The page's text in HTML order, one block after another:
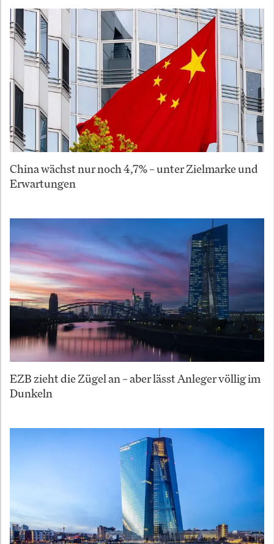
China wächst nur noch 4,7% – unter Zielmarke und
Erwartungen
EZB zieht die Zügel an – aber lässt Anleger völlig im
Dunkeln